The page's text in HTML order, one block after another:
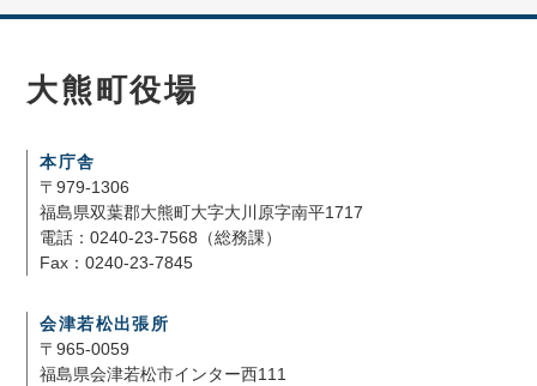
大熊町役場
本庁舎
〒979-1306
福島県双葉郡大熊町大字大川原字南平1717
電話：0240-23-7568（総務課）
Fax：0240-23-7845
会津若松出張所
〒965-0059
福島県会津若松市インター西111